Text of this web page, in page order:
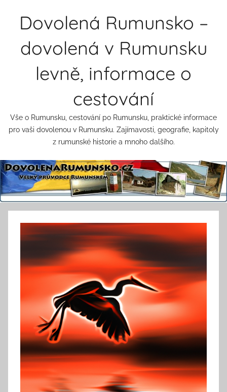
Dovolená Rumunsko –
dovolená v Rumunsku
levně, informace o
cestování
Vše o Rumunsku, cestování po Rumunsku, praktické informace
pro vaši dovolenou v Rumunsku. Zajímavosti, geografie, kapitoly
z rumunské historie a mnoho dalšího.